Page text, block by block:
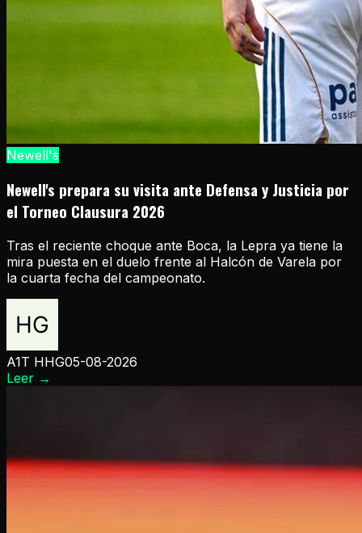
Newell's
Newell's prepara su visita ante Defensa y Justicia por
el Torneo Clausura 2026
Tras el reciente choque ante Boca, la Lepra ya tiene la
mira puesta en el duelo frente al Halcón de Varela por
la cuarta fecha del campeonato.
A1T HHG05-08-2026
Leer →